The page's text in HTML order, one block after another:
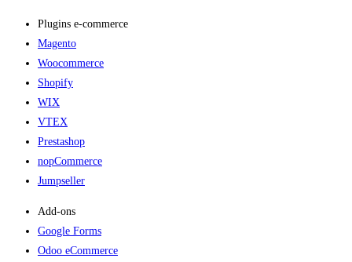
Plugins e-commerce​
Magento
Woocommerce
Shopify
WIX
VTEX
Prestashop
nopCommerce
Jumpseller
Add-ons​
Google Forms
Odoo eCommerce